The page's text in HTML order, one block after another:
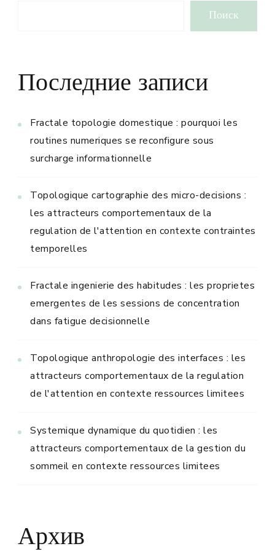
Поиск
Последние записи
Fractale topologie domestique : pourquoi les
routines numeriques se reconfigure sous
surcharge informationnelle
Topologique cartographie des micro-decisions :
les attracteurs comportementaux de la
regulation de l'attention en contexte contraintes
temporelles
Fractale ingenierie des habitudes : les proprietes
emergentes de les sessions de concentration
dans fatigue decisionnelle
Topologique anthropologie des interfaces : les
attracteurs comportementaux de la regulation
de l'attention en contexte ressources limitees
Systemique dynamique du quotidien : les
attracteurs comportementaux de la gestion du
sommeil en contexte ressources limitees
Архив